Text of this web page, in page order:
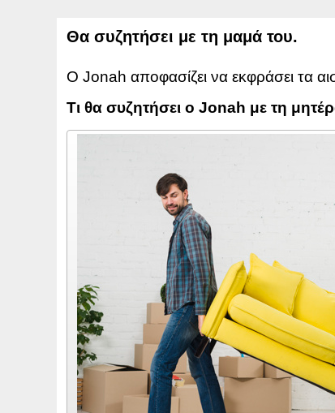
Θα συζητήσει με τη μαμά του.
Ο Jonah αποφασίζει να εκφράσει τα
Τι θα συζητήσει ο Jonah με τη